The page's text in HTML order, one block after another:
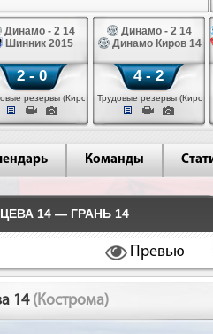
Динамо - 2 14
Шинник 2015
2 - 0
резервы (Киров)
Динамо - 2 14
Динамо Киров 14
4 - 2
Трудовые резервы (Киров)
Команды
14 — ГРАНЬ 14
Превью
14 (Кострома)